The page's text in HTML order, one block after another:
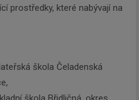
prostředky, které nabývají na
škola Čeladenská